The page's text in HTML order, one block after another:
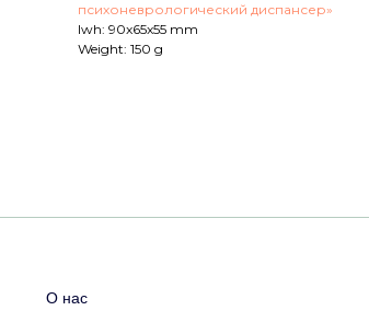
психоневрологический диспансер»
lwh: 90x65x55 mm
Weight: 150 g
О нас